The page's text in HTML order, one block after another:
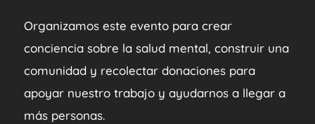
Organizamos este evento para crear
conciencia sobre la salud mental, construir una
comunidad y recolectar donaciones para
apoyar nuestro trabajo y ayudarnos a llegar a
más personas.